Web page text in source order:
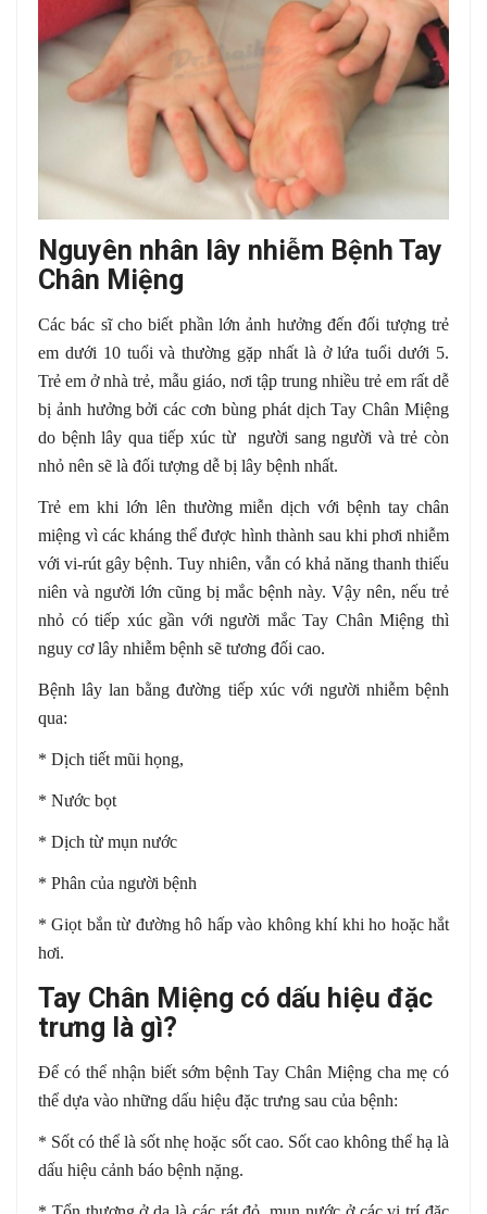
Nguyên nhân lây nhiễm Bệnh Tay
Chân Miệng
Các bác sĩ cho biết phần lớn ảnh hưởng đến đối tượng trẻ
em dưới 10 tuổi và thường gặp nhất là ở lứa tuổi dưới 5.
Trẻ em ở nhà trẻ, mẫu giáo, nơi tập trung nhiều trẻ em rất dễ
bị ảnh hưởng bởi các cơn bùng phát dịch Tay Chân Miệng
do bệnh lây qua tiếp xúc từ người sang người và trẻ còn
nhỏ nên sẽ là đối tượng dễ bị lây bệnh nhất.
Trẻ em khi lớn lên thường miễn dịch với bệnh tay chân
miệng vì các kháng thể được hình thành sau khi phơi nhiễm
với vi-rút gây bệnh. Tuy nhiên, vẫn có khả năng thanh thiếu
niên và người lớn cũng bị mắc bệnh này. Vậy nên, nếu trẻ
nhỏ có tiếp xúc gần với người mắc Tay Chân Miệng thì
nguy cơ lây nhiễm bệnh sẽ tương đối cao.
Bệnh lây lan bằng đường tiếp xúc với người nhiễm bệnh
qua:
* Dịch tiết mũi họng,
* Nước bọt
* Dịch từ mụn nước
* Phân của người bệnh
* Giọt bắn từ đường hô hấp vào không khí khi ho hoặc hắt
hơi.
Tay Chân Miệng có dấu hiệu đặc
trưng là gì?
Để có thể nhận biết sớm bệnh Tay Chân Miệng cha mẹ có
thể dựa vào những dấu hiệu đặc trưng sau của bệnh:
* Sốt có thể là sốt nhẹ hoặc sốt cao. Sốt cao không thể hạ là
dấu hiệu cảnh báo bệnh nặng.